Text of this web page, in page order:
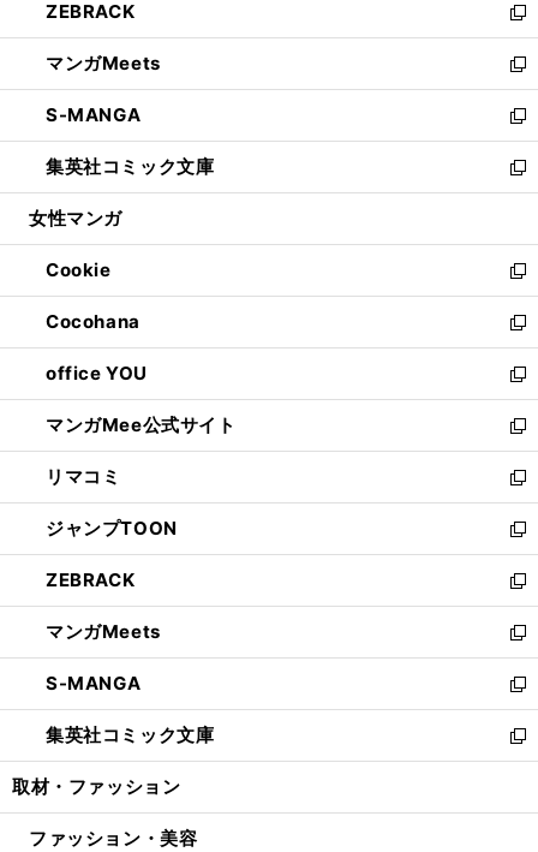
く
で
開
く
ド
ウ
で
開
く
ィ
ン
ド
ウ
で
開
く
い
ウ
ィ
ン
ド
ウ
で
開
ZEBRACK
新
し
い
ウ
ィ
ン
ド
ウ
開
く
マンガMeets
新
し
い
ウ
ィ
ン
ウ
で
開
く
S-MANGA
新
し
い
ウ
ン
ド
ウ
で
開
く
集英社コミック文庫
新
し
ウ
ィ
ン
ド
ウ
で
開
く
女性マンガ
Cookie
新
し
い
ウ
ィ
ン
ド
ウ
で
開
く
Cocohana
新
し
い
ウ
ィ
ン
ド
ウ
で
開
く
office YOU
新
し
い
ウ
ィ
ン
ド
ウ
で
開
く
マンガMee公式サイト
新
し
い
ウ
ィ
ン
ド
ウ
で
開
く
リマコミ
新
し
い
ウ
ィ
ン
ド
ウ
で
開
く
ジャンプTOON
新
し
い
ウ
ィ
ン
ド
ウ
で
開
ZEBRACK
新
し
い
ウ
ィ
ン
ド
ウ
開
マンガMeets
新
し
い
ウ
ィ
ン
ウ
S-MANGA
新
し
い
ウ
ン
集英社コミック文庫
新
し
ウ
取材・ファッション
ファッション・美容